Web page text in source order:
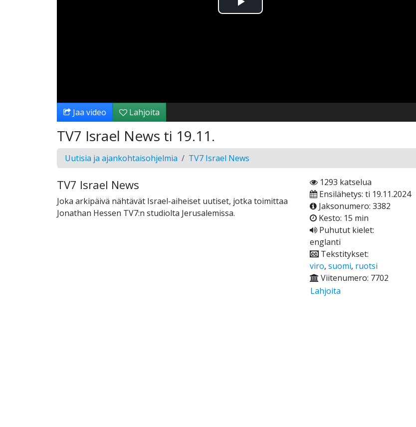
Toista
Jaa video Lahjoita
TV7 Israel News ti 19.11.
Uutisia ja ajankohtaisohjelmia TV7 Israel News
TV7 Israel News
Joka arkipäivä nähtävät Israel-aiheiset uutiset, jotka toimittaa
Jonathan Hessen TV7:n studiolta Jerusalemissa.
1293 katselua
Ensilähetys: ti 19.11.2024
Jaksonumero: 3382
Kesto: 15 min
Puhutut kielet:
englanti
Tekstitykset:
viro, suomi, ruotsi
Viitenumero: 7702
Lahjoita